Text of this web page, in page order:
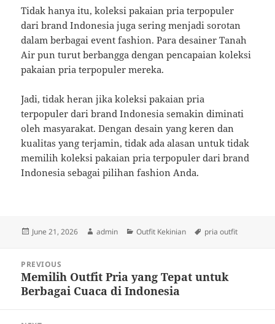
Tidak hanya itu, koleksi pakaian pria terpopuler
dari brand Indonesia juga sering menjadi sorotan
dalam berbagai event fashion. Para desainer Tanah
Air pun turut berbangga dengan pencapaian koleksi
pakaian pria terpopuler mereka.
Jadi, tidak heran jika koleksi pakaian pria
terpopuler dari brand Indonesia semakin diminati
oleh masyarakat. Dengan desain yang keren dan
kualitas yang terjamin, tidak ada alasan untuk tidak
memilih koleksi pakaian pria terpopuler dari brand
Indonesia sebagai pilihan fashion Anda.
Posted
June 21, 2026 Author
admin Categories
Outfit Kekinian Tags
pria outfit
navigation
PREVIOUS
Previous
post:
Memilih Outfit Pria yang Tepat untuk
Berbagai Cuaca di Indonesia